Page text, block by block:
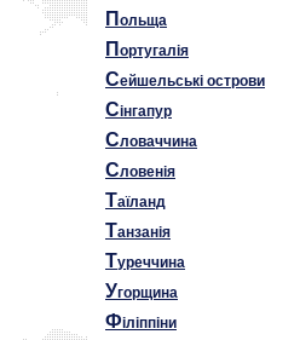
П ольща
П ортугалія
Сейшельські острови
Сінгапур
Словаччина
Словенія
Таїланд
Танзанія
Туреччина
Угорщина
Філіппіни